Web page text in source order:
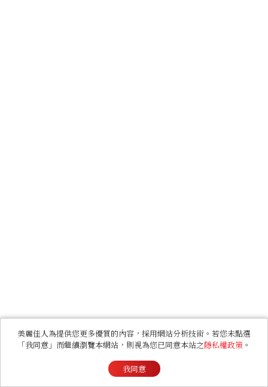
美麗佳人為提供您更多優質的內容，採用網站分析技術。若您未點選
「我同意」而繼續瀏覽本網站，則視為您已同意本站之隱私權政策 。
我同意